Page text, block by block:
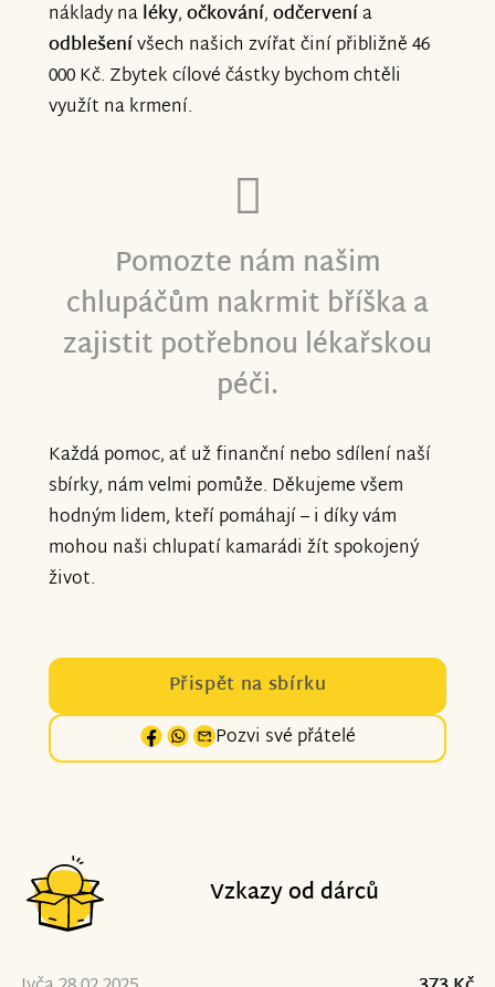
náklady naléky,očkování,odčervenía
odblešenívšech našich zvířat činí přibližně 46
000 Kč. Zbytek cílové částky bychom chtěli
využít na krmení.
Pomozte nám našim
chlupáčům nakrmit bříška a
zajistit potřebnou lékařskou
péči.
Každá pomoc, ať už finanční nebo sdílení naší
sbírky, nám velmi pomůže. Děkujeme všem
hodným lidem, kteří pomáhají – i díky vám
mohou naši chlupatí kamarádi žít spokojený
život.
Přispět na sbírku
Pozvi své přátelé
Vzkazy od dárců